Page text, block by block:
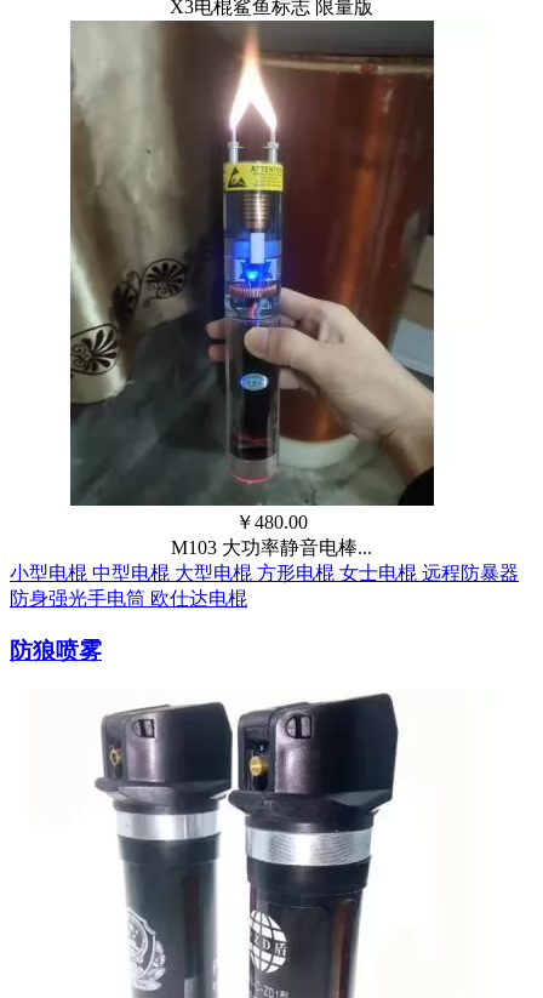
X3电棍鲨鱼标志 限量版
￥480.00
M103 大功率静音电棒...
小型电棍 中型电棍 大型电棍 方形电棍 女士电棍 远程防暴器
防身强光手电筒 欧仕达电棍
防狼喷雾